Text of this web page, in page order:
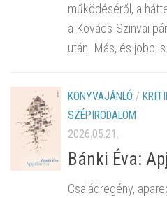
működéséről, a
a Kovács-Szinvai
után. Más, és jobb is.
KÖNYVAJÁNLÓ /
SZÉPIRODALOM
2026.05.21.
Bánki Éva:
Családregény,